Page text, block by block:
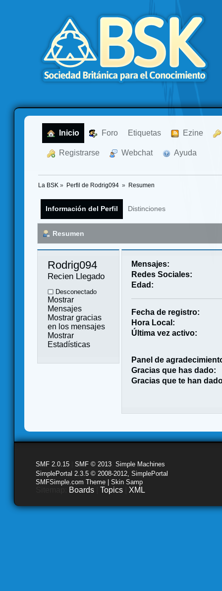
Inicio Foro Etiquetas Ezine
Registrarse Webchat Ayuda
La BSK » Perfil de Rodrig094 » Resumen
Información del Perfil Distinciones
Resumen
Rodrig094
Recien Llegado
Desconectado
Mostrar
Mensajes
Mostrar gracias
en los mensajes
Mostrar
Estadísticas
Mensajes:
Redes Sociales:
Edad:
Fecha de registro:
Hora Local:
Última vez activo:
Panel de
Gracias que has dado:
Gracias que te han
SMF 2.0.15 SMF © 2013 Simple Machines
SimplePortal 2.3.5 © 2008-2012, SimplePortal
SMFSimple.com Theme | Skin Samp
Boards Topics XML